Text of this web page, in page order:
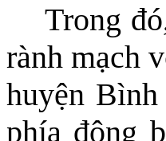
Trong
rành mạch
huyện
phía đông